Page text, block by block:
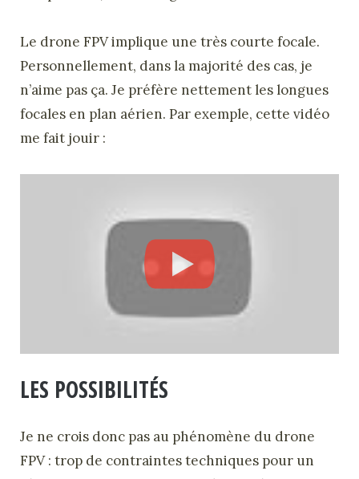
Le drone FPV implique une très courte focale.
Personnellement, dans la majorité des cas, je
n’aime pas ça. Je préfère nettement les longues
focales en plan aérien. Par exemple, cette vidéo
me fait jouir :
LES POSSIBILITÉS
Je ne crois donc pas au phénomène du drone
FPV : trop de contraintes techniques pour un